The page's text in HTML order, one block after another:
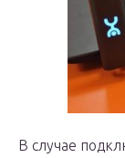
В случае